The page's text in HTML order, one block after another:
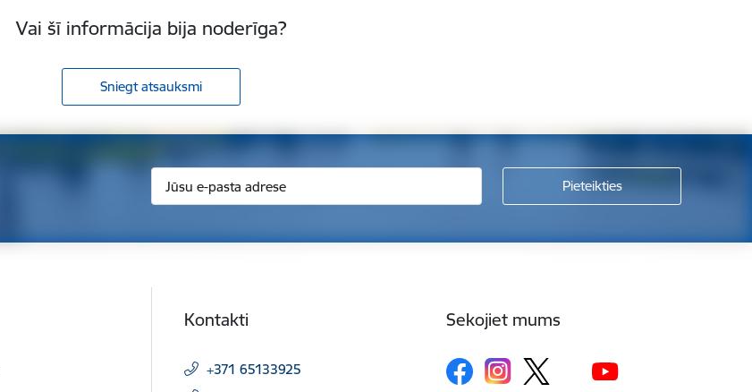
Vai šī informācija bija noderīga?
Sniegt atsauksmi
Kontakti
+371 65133925
Sekojiet mums